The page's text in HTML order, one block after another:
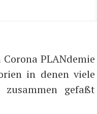
PLANdemie
in denen viele
zusammen gefaßt